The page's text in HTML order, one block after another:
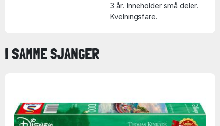
3 år. Inneholder små deler.
Kvelningsfare.
I SAMME SJANGER